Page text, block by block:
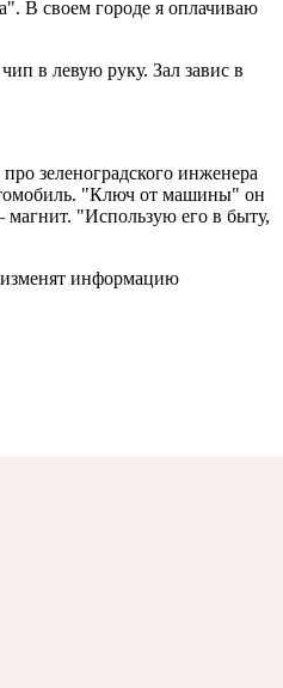
В своем городе я оплачиваю
в левую руку. Зал завис в
зеленоградского инженера
"Ключ от машины" он
"Использую его в быту,
информацию